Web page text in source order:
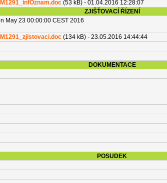
(53 kB) - 01.04.2016 12:28:07
ZJIŠŤOVACÍ ŘÍZENÍ
May 23 00:00:00 CEST 2016
(134 kB) - 23.05.2016 14:44:44
DOKUMENTACE
POSUDEK